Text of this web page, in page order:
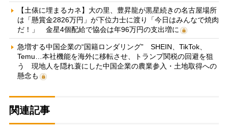
【土俵に埋まるカネ】大の里、豊昇龍が黒星続きの名古屋場所
は「懸賞金2826万円」が下位力士に渡り「今日はみんなで焼肉
だ！」 金星4個配給で協会は年96万円の支出増に
急増する中国企業の“国籍ロンダリング” SHEIN、TikTok、
Temu…本社機能を海外に移転させ、トランプ関税の回避を狙
う 現地人を隠れ蓑にした中国企業の農業参入・土地取得への
懸念も
関連記事